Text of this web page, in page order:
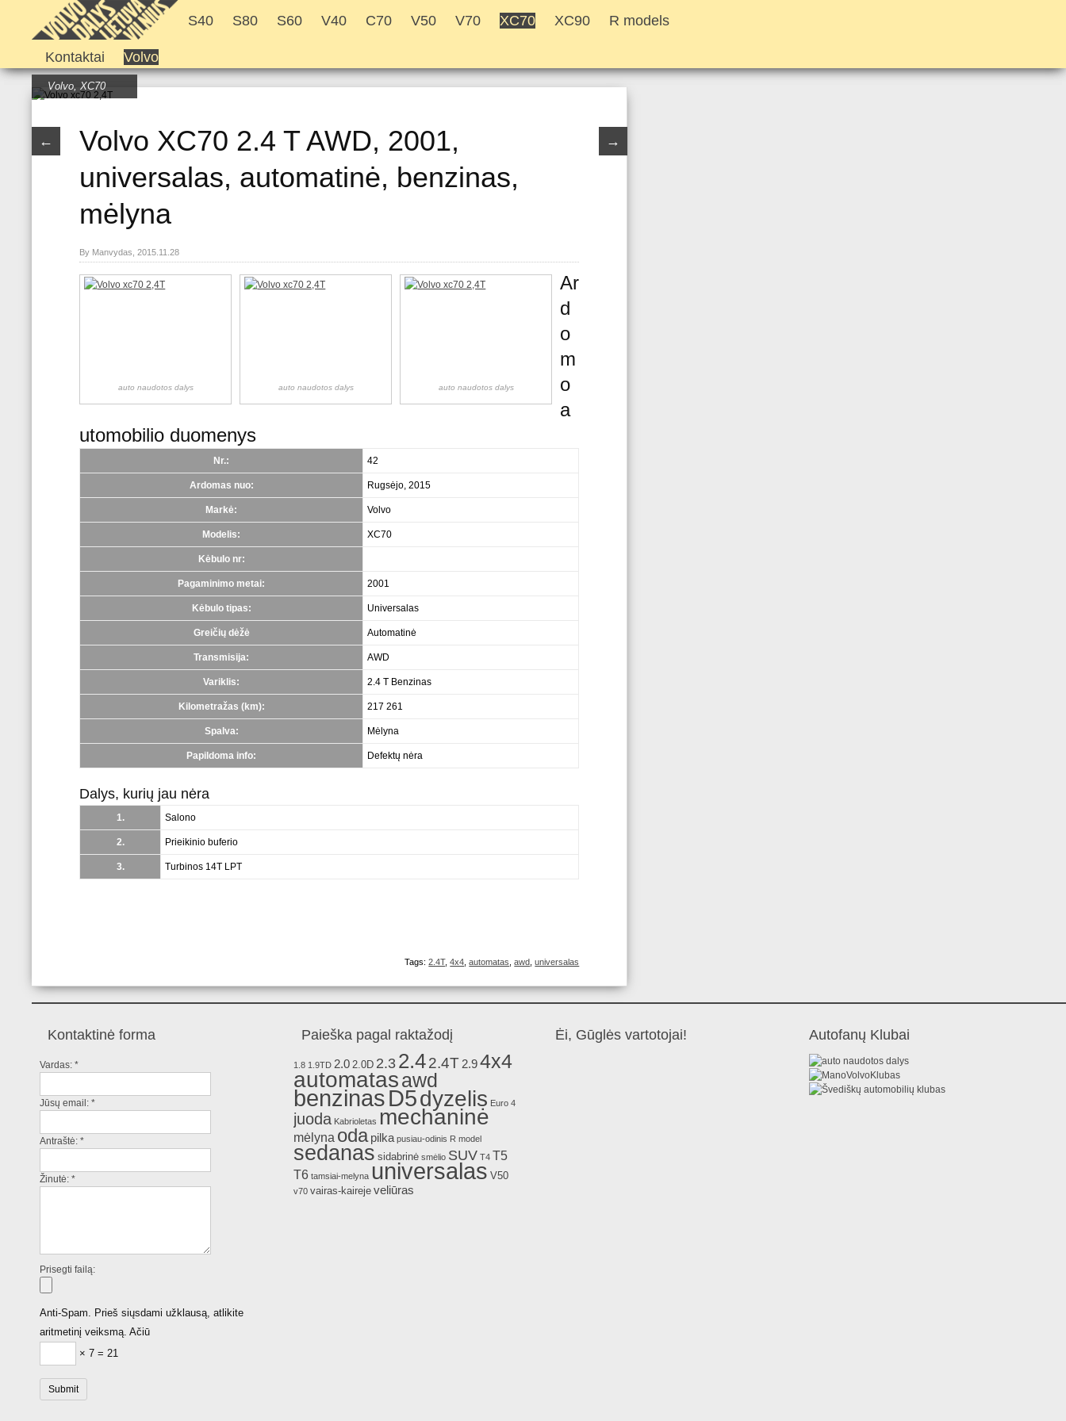
S40 S80 S60 V40 C70 V50 V70 XC70 XC90 R models
Kontaktai Volvo
Volvo,XC70
← →
Volvo XC70 2.4 T AWD, 2001,
universalas, automatinė, benzinas,
mėlyna
By Manvydas, 2015.11.28
auto naudotos dalys auto naudotos dalys auto naudotos dalys
Ar
d
o
m
o
a
utomobilio duomenys
Nr.: 42
Ardomas nuo: Rugsėjo, 2015
Markė: Volvo
Modelis: XC70
Kėbulo nr:
Pagaminimo metai: 2001
Kėbulo tipas: Universalas
Greičių dėžė Automatinė
Transmisija: AWD
Variklis: 2.4 T Benzinas
Kilometražas (km): 217 261
Spalva: Mėlyna
Papildoma info: Defektų nėra
Dalys, kurių jau nėra
1. Salono
2. Prieikinio buferio
3. Turbinos 14T LPT
Tags:2.4T,4x4 ,automatas ,awd ,universalas
Kontaktinė forma
Vardas: *
Jūsų email: *
Antraštė: *
Žinutė: *
Prisegti failą:
Anti-Spam. Prieš siųsdami užklausą, atlikite
aritmetinį veiksmą. Ačiū
× 7 = 21
Paieška pagal raktažodį
1.8 1.9TD 2.0 2.0D 2.3 2.42.4T 2.94x4
automatasawd
benzinasD5dyzelis Euro 4
juoda Kabrioletas mechaninė
mėlyna oda pilka pusiau-odinis R model
sedanas sidabrinė smėlio SUV T4 T5
T6 tamsiai-melyna universalas V50
v70 vairas-kaireje veliūras
Ėi, Gūglės vartotojai! Autofanų Klubai